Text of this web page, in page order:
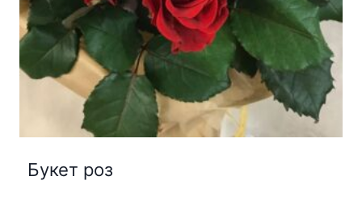
Букет роз